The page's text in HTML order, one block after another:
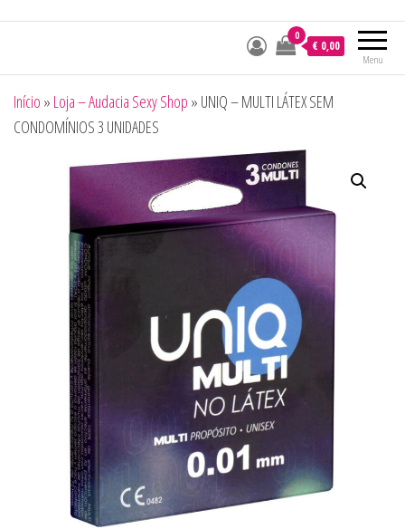
Menu
0
€ 0,00
Início » Loja – Audacia Sexy Shop » UNIQ – MULTI LÁTEX SEM
CONDOMÍNIOS 3 UNIDADES